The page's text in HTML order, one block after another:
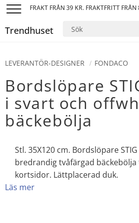
FRAKT FRÅN 39 KR. FRAKTFRITT
Trendhuset
LEVERANTÖR-DESIGNER FONDACO
Bordslöpare
i svart och
bäckebölja
Stl. 35X120 cm. Bordslöpare
bredrandig tvåfärgad bäckebölja
kortsidor. Lättplacerad duk.
Läs mer